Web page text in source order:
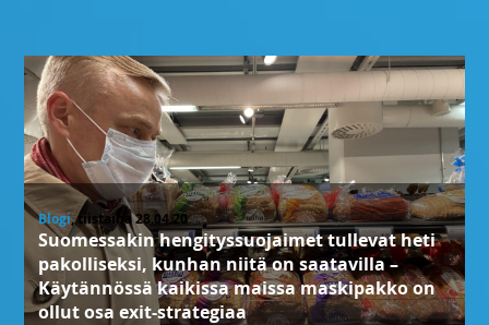
Blogi, tiistaina 28.04.20
Suomessakin hengityssuojaimet tullevat heti
pakolliseksi, kunhan niitä on saatavilla –
Käytännössä kaikissa maissa maskipakko on
ollut osa exit-strategiaa